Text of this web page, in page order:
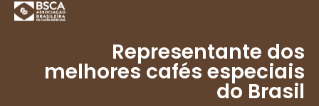
Representante dos
melhores cafés especiais
do Brasil